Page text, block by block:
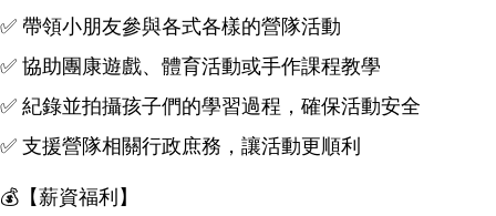
✅ 帶領小朋友參與各式各樣的營隊活動
✅ 協助團康遊戲、體育活動或手作課程教學
✅ 紀錄並拍攝孩子們的學習過程，確保活動安全
✅ 支援營隊相關行政庶務，讓活動更順利
💰【薪資福利】